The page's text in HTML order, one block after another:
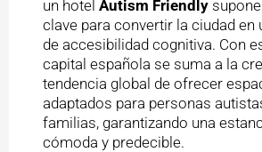
un hotel Autism Friendlysupone
clave para convertir la ciudad en
de accesibilidad cognitiva. Con
capital española se suma a la
tendencia global de ofrecer
adaptados para personas
familias, garantizando una
cómoda y predecible.